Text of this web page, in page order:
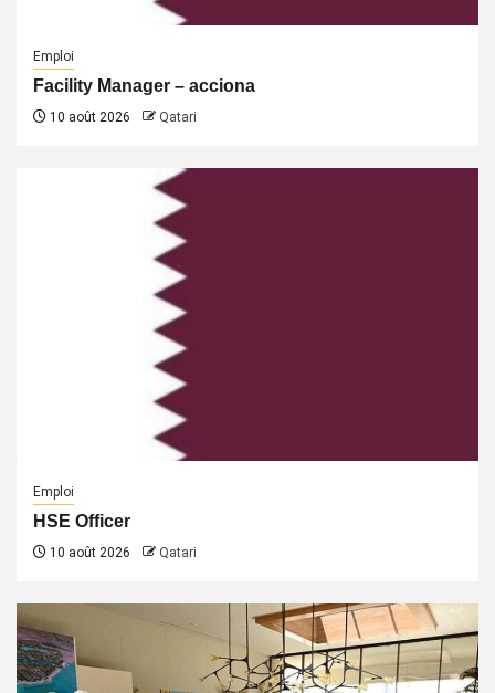
Emploi
Facility Manager – acciona
10 août 2026 Qatari
Emploi
HSE Officer
10 août 2026 Qatari